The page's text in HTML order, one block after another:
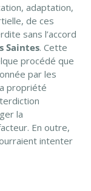
adaptation,
de ces
sans l’accord
Saintes. Cette
procédé que
par les
propriété
la
En outre,
intenter